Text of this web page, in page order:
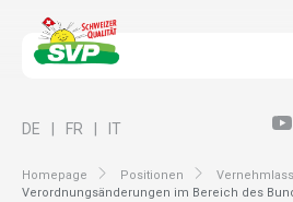
Homepage Positionen
Verordnungsänderungen im Bereich des
DE FR IT